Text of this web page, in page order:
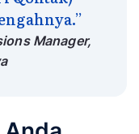
dulu
500 yang
membaca
Qontak)